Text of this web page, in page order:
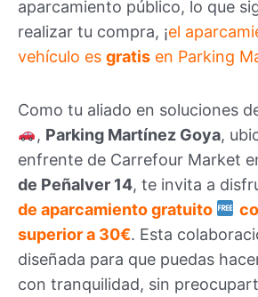
aparcamiento público, lo que
realizar tu compra, ¡el
vehículo es gratis en Parking
Como tu aliado en soluciones
, Parking Martínez Goya,
enfrente de Carrefour Market
de Peñalver 14, te invita a
de aparcamiento gratuito
superior a 30€. Esta
diseñada para que puedas
con tranquilidad, sin